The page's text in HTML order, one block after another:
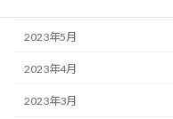
2023年5月
2023年4月
2023年3月